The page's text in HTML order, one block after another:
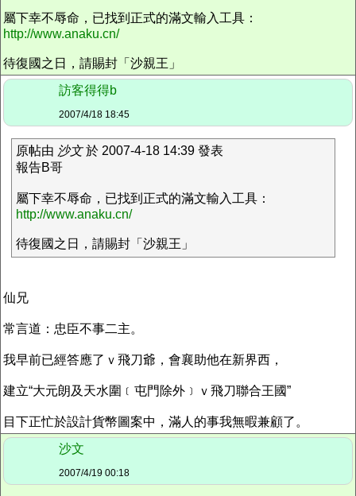
屬下幸不辱命，已找到正式的滿文輸入工具：
http://www.anaku.cn/
待復國之日，請賜封「沙親王」
訪客得得b
2007/4/18 18:45
原帖由 沙文於 2007-4-18 14:39 發表
報告B哥
屬下幸不辱命，已找到正式的滿文輸入工具：
http://www.anaku.cn/
待復國之日，請賜封「沙親王」
仙兄
常言道：忠臣不事二主。
我早前已經答應了ｖ飛刀爺，會襄助他在新界西，
建立“大元朗及天水圍﹝屯門除外﹞ｖ飛刀聯合王國”
目下正忙於設計貨幣圖案中，滿人的事我無暇兼顧了。
沙文
2007/4/19 00:18